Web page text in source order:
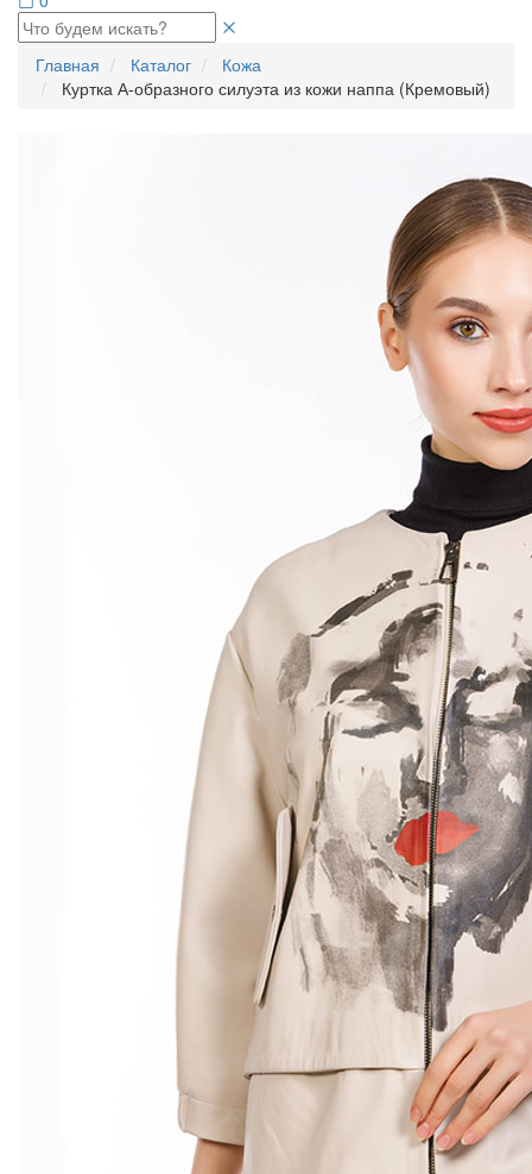
Главная Каталог
Кожа
Куртка А-образного силуэта из кожи наппа (Кремовый)